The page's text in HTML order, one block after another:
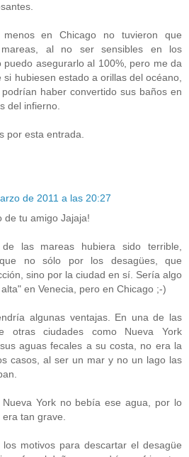
en Chicago no tuvieron que
al no ser sensibles en los
puedo asegurarlo al 100%, pero me da
si hubiesen estado a orillas del océano,
haber convertido sus baños en
del infierno.
por esta entrada.
de 2011 a las 20:27
de tu amigo Jajaja!
las mareas hubiera sido terrible,
no sólo por los desagües, que
sino por la ciudad en sí. Sería algo
en Venecia, pero en Chicago ;-)
algunas ventajas. En una de las
otras ciudades como Nueva York
aguas fecales a su costa, no era la
casos, al ser un mar y no un lago las
Nueva York no bebía ese agua, por lo
tan grave.
motivos para descartar el desagüe